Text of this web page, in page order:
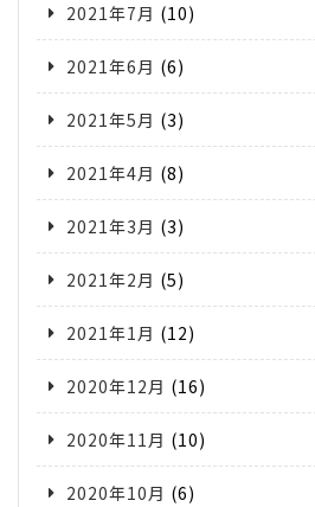
2021年7月 (10)
2021年6月 (6)
2021年5月 (3)
2021年4月 (8)
2021年3月 (3)
2021年2月 (5)
2021年1月 (12)
2020年12月 (16)
2020年11月 (10)
2020年10月 (6)